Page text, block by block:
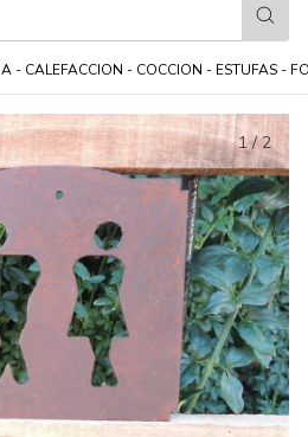
- CALEFACCION - COCCION - ESTUFAS -
1/2